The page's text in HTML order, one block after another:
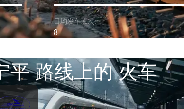
日均发车班次:
8
平 路线上的 火车